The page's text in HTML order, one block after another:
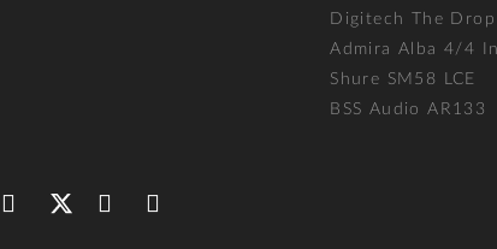
Digitech The Drop
Admira Alba 4/4
Shure SM58 LCE
BSS Audio AR133